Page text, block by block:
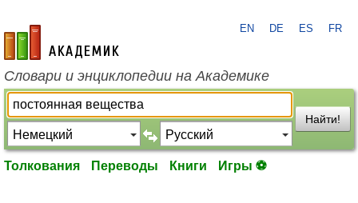
academic.ru
EN DE ES FR
Словари и энциклопедии на Академике
Найти!
Толкования Переводы Книги Игры ⚽